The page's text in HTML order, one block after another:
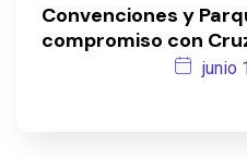
Convenciones y
compromiso con
junio